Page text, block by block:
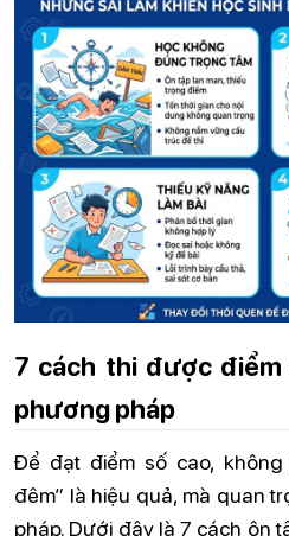
7 cách thi được
phương pháp
Để đạt điểm số cao,
đêm” là hiệu quả, mà quan
pháp. Dưới đây là 7 cách ôn